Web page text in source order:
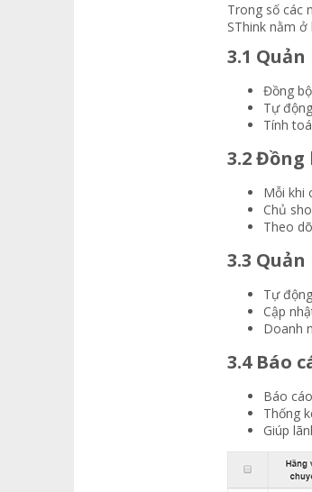
Trong số các
SThink nằm ở
3.1
Đồng
Tự
Tính
3.2
Mỗi khi
Chủ
Theo
3.3
Tự
Cập
Doanh
3.4 Báo
Báo
Thống
Giúp